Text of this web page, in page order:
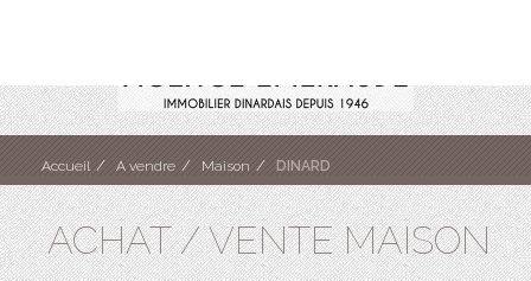
Accueil A vendre Maison DINARD
ACHAT / VENTE MAISON